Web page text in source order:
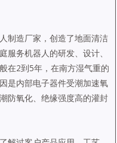
制造厂家，创造了地面清洁
服务机器人的研发、设计、
在2到5年，在南方湿气重的
是内部电子器件受潮加速氧
防氧化、绝缘强度高的灌封